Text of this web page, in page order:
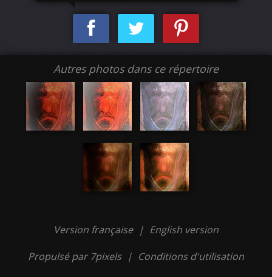
Autres photos dans ce répertoire
Version française | English version
Propulsé par 7pixels | Conditions d'utilisation